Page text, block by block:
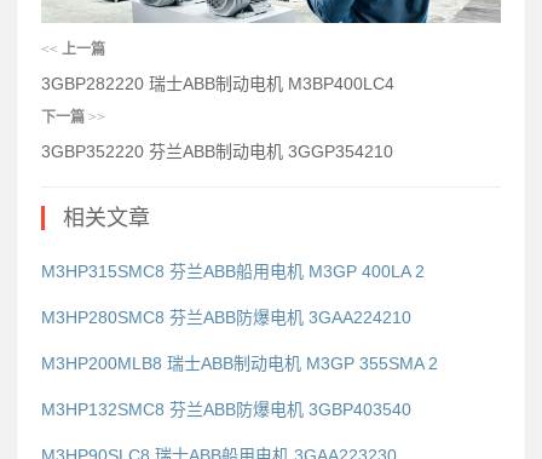
<< 上一篇
3GBP282220 瑞士ABB制动电机 M3BP400LC4
下一篇 >>
3GBP352220 芬兰ABB制动电机 3GGP354210
相关文章
M3HP315SMC8 芬兰ABB船用电机 M3GP 400LA 2
M3HP280SMC8 芬兰ABB防爆电机 3GAA224210
M3HP200MLB8 瑞士ABB制动电机 M3GP 355SMA 2
M3HP132SMC8 芬兰ABB防爆电机 3GBP403540
M3HP90SLC8 瑞士ABB船用电机 3GAA223230